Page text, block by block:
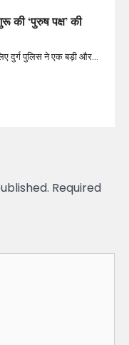
की ‘पुरुष पक्ष’ की
दुर्ग पुलिस ने एक बड़ी और…
Required